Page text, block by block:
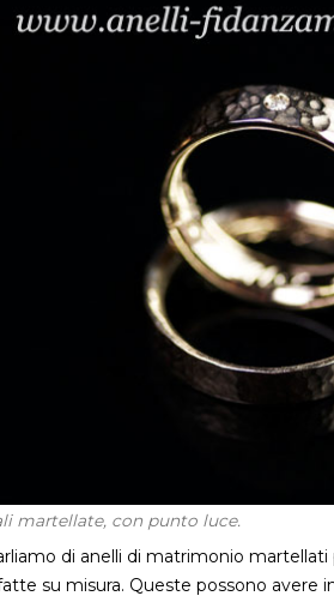
martellate, con punto luce.
di anelli di matrimonio
su misura. Queste possono avere